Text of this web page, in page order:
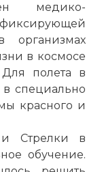
медико-
организмах
в космосе
полета в
специально
красного и
Стрелки в
обучение.